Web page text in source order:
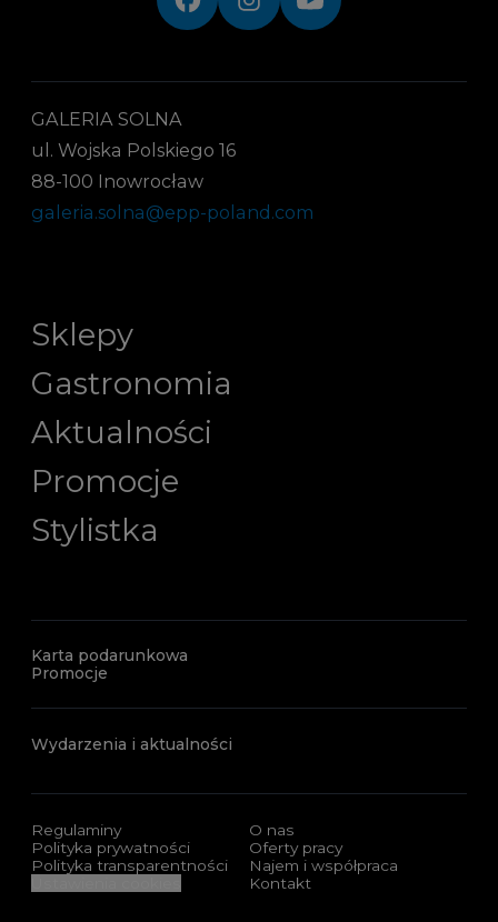
GALERIA SOLNA
ul. Wojska Polskiego 16
88-100 Inowrocław
galeria.solna@epp-poland.com
Sklepy
Gastronomia
Aktualności
Promocje
Stylistka
Karta podarunkowa
Promocje
Wydarzenia i aktualności
Regulaminy
Polityka prywatności
Polityka transparentności
O nas
Oferty pracy
Najem i współpraca
Kontakt